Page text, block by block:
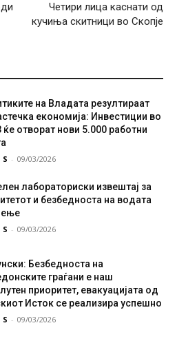
Четири лица каснати од
кучиња скитници во Скопје
на Владата резултираат
економија: Инвестиции во
отворат нови 5.000 работни
- 09/03/2026
лабораториски извештај за
и безбедноста на водата
- 09/03/2026
Безбедноста на
граѓани е наш
приоритет, евакуацијата од
Исток се реализира успешно
- 09/03/2026